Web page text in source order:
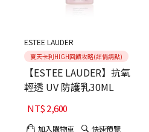
ESTEE LAUDER
夏天卡利HIGH回饋攻略(詳情請點)
【ESTEE LAUDER】抗氧
輕透 UV 防護乳30ML
NT$2,600
加入購物車 快速預覽